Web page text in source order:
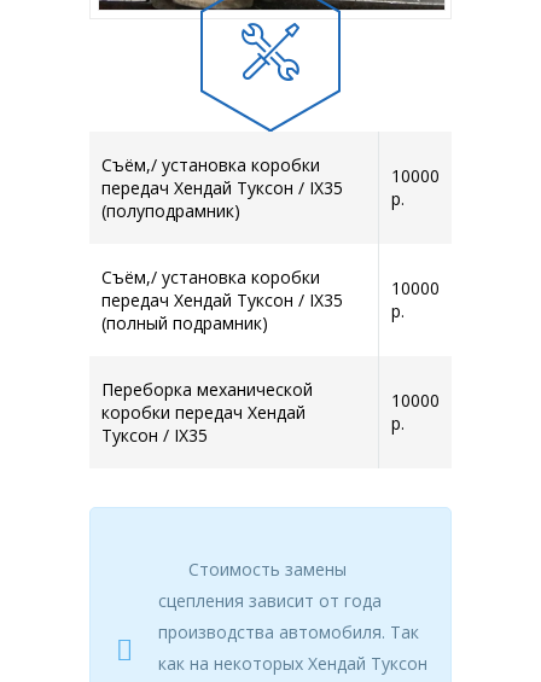
Съём,/ установка коробки
передач Хендай Туксон / IX35
(полуподрамник)
10000
р.
Съём,/ установка коробки
передач Хендай Туксон / IX35
(полный подрамник)
10000
р.
Переборка механической
коробки передач Хендай
Туксон / IX35
10000
р.
Стоимость замены
сцепления зависит от года
производства автомобиля. Так
как на некоторых Хендай Туксон